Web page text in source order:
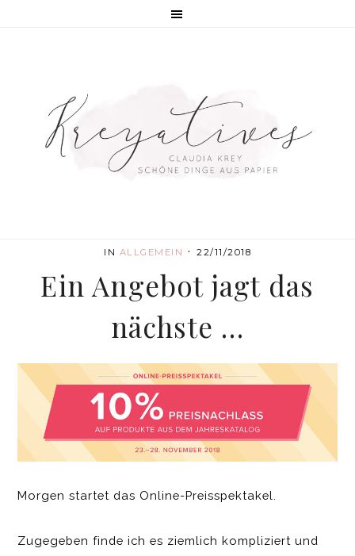
IN ALLGEMEIN · 22/11/2018
Ein Angebot jagt das
nächste …
Morgen startet das Online-Preisspektakel.
Zugegeben finde ich es ziemlich kompliziert und